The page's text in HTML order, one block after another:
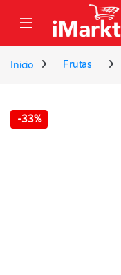
Inicio Frutas
-33%